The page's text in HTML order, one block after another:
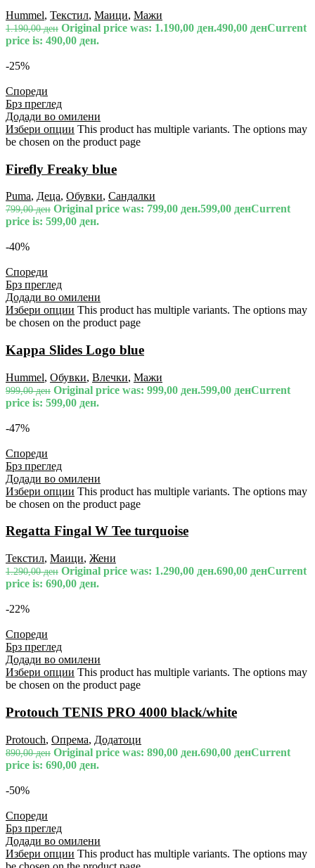
Hummel, Текстил, Маици, Мажи
1.190,00ден Original price was: 1.190,00 ден.490,00 денCurrent
price is: 490,00 ден.
-25%
Спореди
Брз преглед
Додади во омилени
Избери опции This product has multiple variants. The options may
be chosen on the product page
Firefly Freaky blue
Puma, Деца, Обувки, Сандалки
799,00ден Original price was: 799,00 ден.599,00 денCurrent
price is: 599,00 ден.
-40%
Спореди
Брз преглед
Додади во омилени
Избери опции This product has multiple variants. The options may
be chosen on the product page
Kappa Slides Logo blue
Hummel, Обувки, Влечки, Мажи
999,00ден Original price was: 999,00 ден.599,00 денCurrent
price is: 599,00 ден.
-47%
Спореди
Брз преглед
Додади во омилени
Избери опции This product has multiple variants. The options may
be chosen on the product page
Regatta Fingal W Tee turquoise
Текстил, Маици, Жени
1.290,00ден Original price was: 1.290,00 ден.690,00 денCurrent
price is: 690,00 ден.
-22%
Спореди
Брз преглед
Додади во омилени
Избери опции This product has multiple variants. The options may
be chosen on the product page
Protouch TENIS PRO 4000 black/white
Protouch, Опрема, Додатоци
890,00ден Original price was: 890,00 ден.690,00 денCurrent
price is: 690,00 ден.
-50%
Спореди
Брз преглед
Додади во омилени
Избери опции This product has multiple variants. The options may